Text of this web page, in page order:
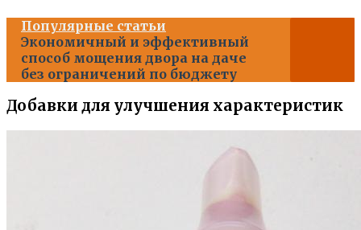
Популярные статьи
Экономичный и эффективный
способ мощения двора на даче
без ограничений по бюджету
Добавки для улучшения характеристик